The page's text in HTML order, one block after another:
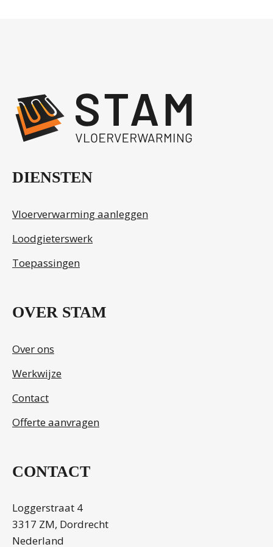
DIENSTEN
Vloerverwarming aanleggen
Loodgieterswerk
Toepassingen
OVER STAM
Over ons
Werkwijze
Contact
Offerte aanvragen
CONTACT
Loggerstraat 4
3317 ZM, Dordrecht
Nederland